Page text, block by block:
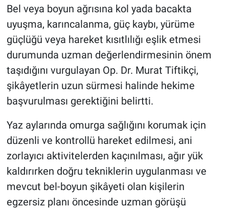
Bel veya boyun ağrısına kol yada bacakta
uyuşma, karıncalanma, güç kaybı, yürüme
güçlüğü veya hareket kısıtlılığı eşlik etmesi
durumunda uzman değerlendirmesinin önem
taşıdığını vurgulayan Op. Dr. Murat Tiftikçi,
şikâyetlerin uzun sürmesi halinde hekime
başvurulması gerektiğini belirtti.
Yaz aylarında omurga sağlığını korumak için
düzenli ve kontrollü hareket edilmesi, ani
zorlayıcı aktivitelerden kaçınılması, ağır yük
kaldırırken doğru tekniklerin uygulanması ve
mevcut bel-boyun şikâyeti olan kişilerin
egzersiz planı öncesinde uzman görüşü